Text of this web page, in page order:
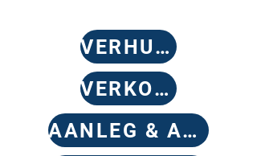
VERHUUR
VERKOOP
AANLEG & ADVIES